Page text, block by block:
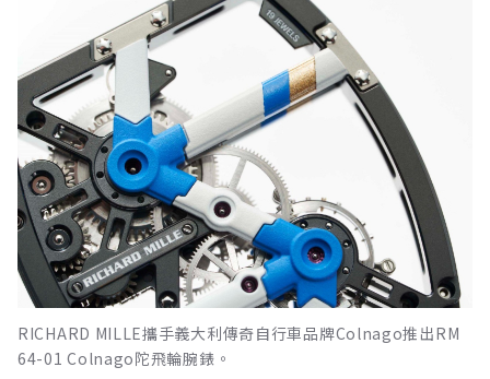
RICHARD MILLE攜手義大利傳奇自行車品牌Colnago推出RM
64-01 Colnago陀飛輪腕錶。